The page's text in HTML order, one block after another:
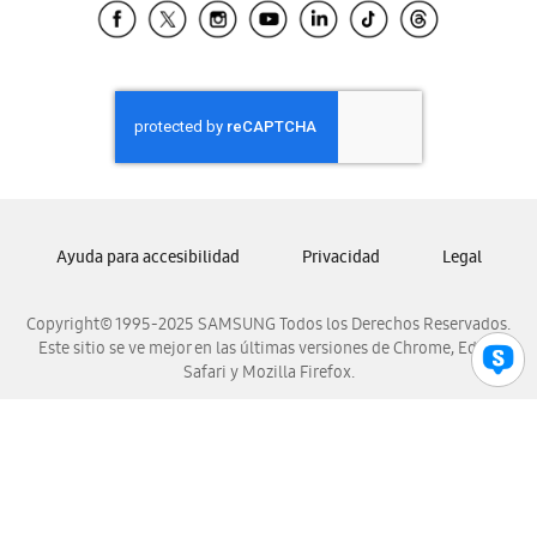
Samsung El Salvador
Samsung Honduras
Samsung Nicaragua
Samsung Panamá
Samsung Venezuela
Copyright© 1995-2025 SAMSUNG Todos los Derechos Reservados.
Este sitio se ve mejor en las últimas versiones de Chrome, Edge,
Safari y Mozilla Firefox.
Ayuda para accesibilidad Privacidad Legal